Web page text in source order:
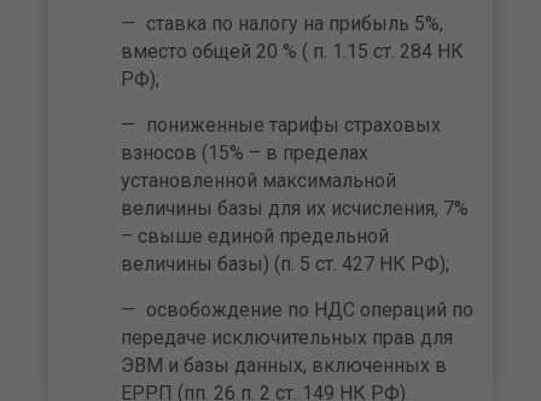
ставка по налогу на прибыль 5%,
вместо общей 20 % ( п. 1.15 ст. 284 НК
РФ);
пониженные тарифы страховых
взносов (15% – в пределах
установленной максимальной
величины базы для их исчисления, 7%
– свыше единой предельной
величины базы) (п. 5 ст. 427 НК РФ);
освобождение по НДС операций по
передаче исключительных прав для
ЭВМ и базы данных, включенных в
ЕРРП (пп. 26 п. 2 ст. 149 НК РФ).